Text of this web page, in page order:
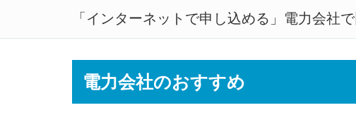
電力自由化で電気料金をお得に
「インターネットで申し込める」電力会社
電力会社のおすすめ